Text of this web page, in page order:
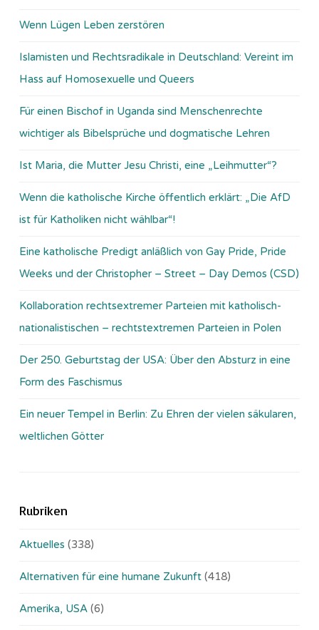
Wenn Lügen Leben zerstören
Islamisten und Rechtsradikale in Deutschland: Vereint im
Hass auf Homosexuelle und Queers
Für einen Bischof in Uganda sind Menschenrechte
wichtiger als Bibelsprüche und dogmatische Lehren
Ist Maria, die Mutter Jesu Christi, eine „Leihmutter“?
Wenn die katholische Kirche öffentlich erklärt: „Die AfD
ist für Katholiken nicht wählbar“!
Eine katholische Predigt anläßlich von Gay Pride, Pride
Weeks und der Christopher – Street – Day Demos (CSD)
Kollaboration rechtsextremer Parteien mit katholisch-
nationalistischen – rechtstextremen Parteien in Polen
Der 250. Geburtstag der USA: Über den Absturz in eine
Form des Faschismus
Ein neuer Tempel in Berlin: Zu Ehren der vielen säkularen,
weltlichen Götter
Rubriken
Aktuelles (338)
Alternativen für eine humane Zukunft (418)
Amerika, USA (6)